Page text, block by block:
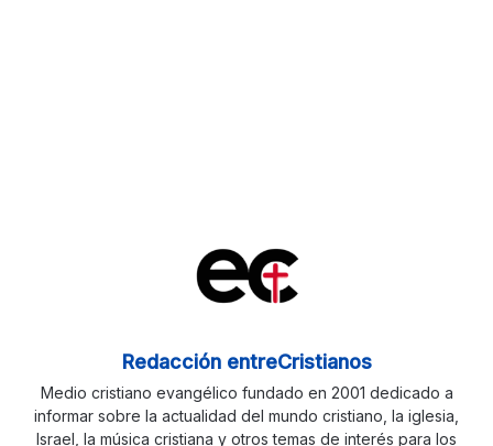
Redacción entreCristianos
Medio cristiano evangélico fundado en 2001 dedicado a
informar sobre la actualidad del mundo cristiano, la iglesia,
Israel, la música cristiana y otros temas de interés para los